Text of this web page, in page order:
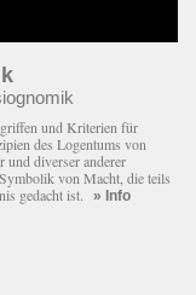
und Kriterien für
des Logentums von
und diverser anderer
von Macht, die teils
gedacht ist. » Info